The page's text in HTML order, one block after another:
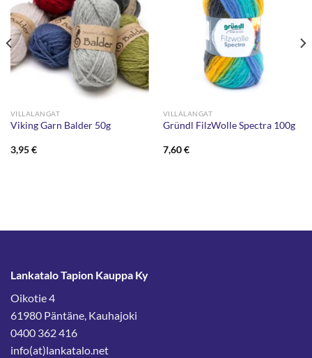
VILLALANGAT
Viking Garn Balder 50g
3,95€
VILLALANGAT
Gründl FilzWolle Spectra 100g
7,60€
Lankatalo Tapion Kauppa Ky
Oikotie 4
61980 Päntäne, Kauhajoki
0400 362 416
info(at)lankatalo.net